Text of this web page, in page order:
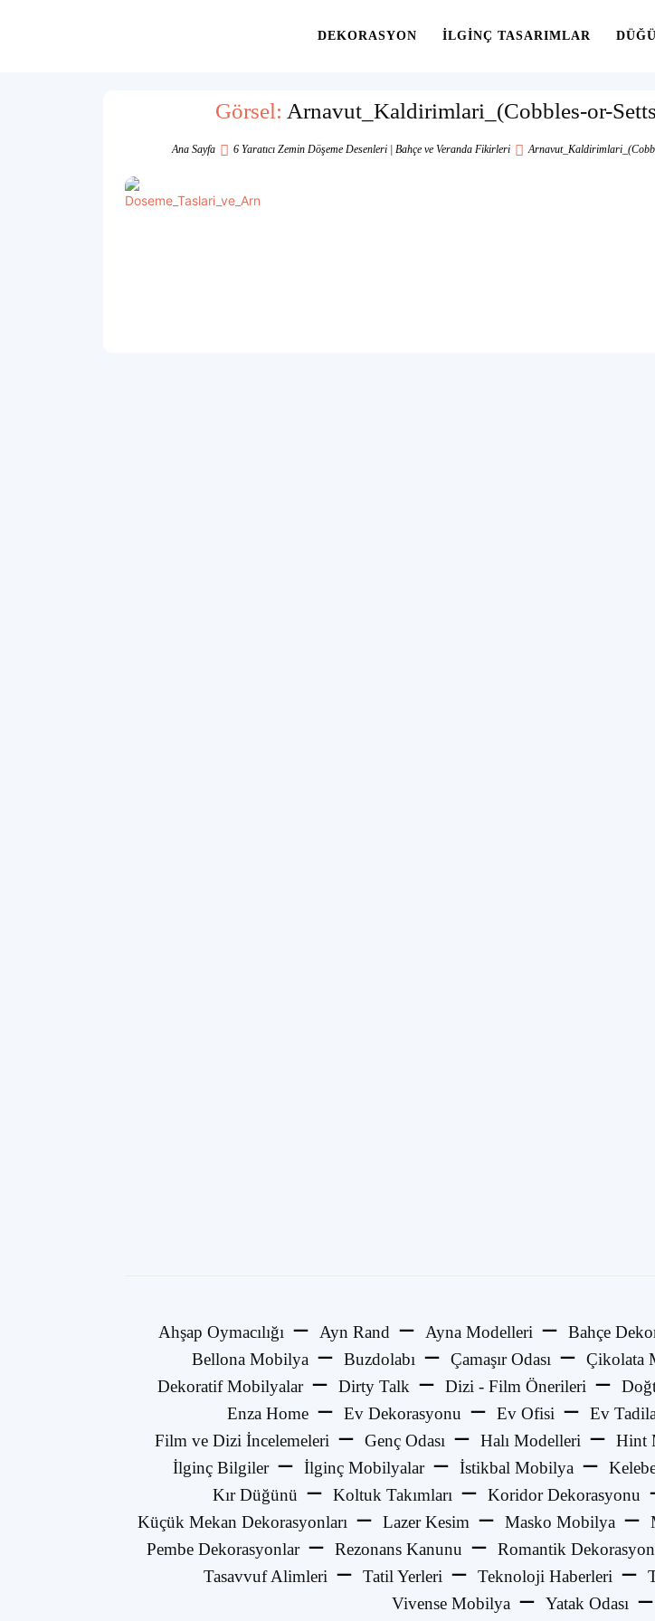
DEKORASYON İLGINÇ TASARIMLAR
Görsel: Arnavut_Kaldirimlari_(Cobbles-or-
Ana Sayfa 6 Yaratıcı Zemin Döşeme Desenleri | Bahçe ve Veranda Fikirleri
Ahşap Oymacılığı Ayn Rand Ayna Modelleri Bahçe
Bellona Mobilya
Buzdolabı Çamaşır Odası Çikolata
Dekoratif Mobilyalar
Dirty Talk Dizi - Film Önerileri
Enza Home
Ev Dekorasyonu Ev Ofisi Ev
Film ve Dizi İncelemeleri
Genç Odası Halı Modelleri Hint
İlginç Bilgiler
İlginç Mobilyalar İstikbal Mobilya
Kır Düğünü
Koltuk Takımları Koridor Dekorasyonu
Küçük Mekan Dekorasyonları
Lazer Kesim Masko Mobilya
Pembe Dekorasyonlar
Rezonans Kanunu Romantik Dekorasyon
Tasavvuf Alimleri
Tatil Yerleri Teknoloji Haberleri
Vivense Mobilya
Yatak Odası